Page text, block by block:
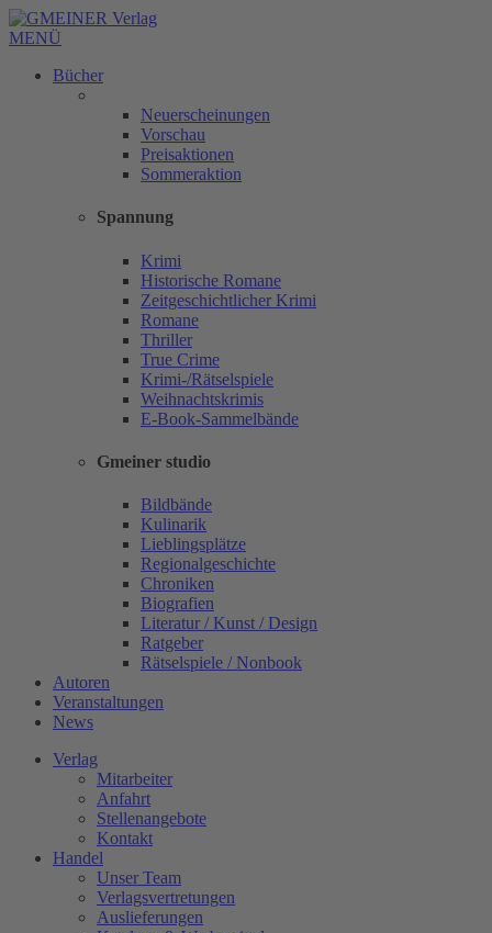
MENÜ
Bücher
Neuerscheinungen
Vorschau
Preisaktionen
Sommeraktion
Spannung
Krimi
Historische Romane
Zeitgeschichtlicher Krimi
Romane
Thriller
True Crime
Krimi-/Rätselspiele
Weihnachtskrimis
E-Book-Sammelbände
Gmeiner studio
Bildbände
Kulinarik
Lieblingsplätze
Regionalgeschichte
Chroniken
Biografien
Literatur / Kunst / Design
Ratgeber
Rätselspiele / Nonbook
Autoren
Veranstaltungen
News
Verlag
Mitarbeiter
Anfahrt
Stellenangebote
Kontakt
Handel
Unser Team
Verlagsvertretungen
Auslieferungen